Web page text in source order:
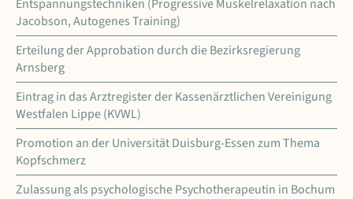
Entspannungstechniken (Progressive Muskelrelaxation nach
Jacobson, Autogenes Training)
Erteilung der Approbation durch die Bezirksregierung
Arnsberg
Eintrag in das Arztregister der Kassenärztlichen Vereinigung
Westfalen Lippe (KVWL)
Promotion an der Universität Duisburg-Essen zum Thema
Kopfschmerz
Zulassung als psychologische Psychotherapeutin in Bochum